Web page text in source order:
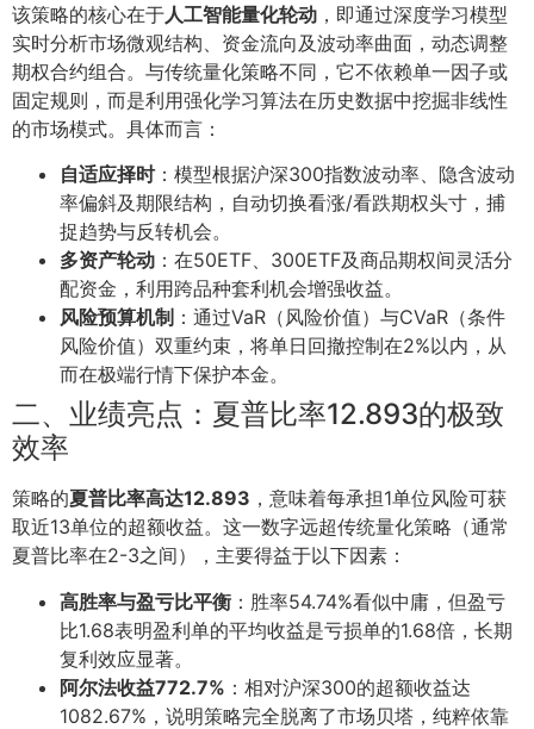
该策略的核心在于人工智能量化轮动 ，即通过深度学习模型
实时分析市场微观结构、资金流向及波动率曲面，动态调整
期权合约组合。与传统量化策略不同，它不依赖单一因子或
固定规则，而是利用强化学习算法在历史数据中挖掘非线性
的市场模式。具体而言：
自适应择时：模型根据沪深300指数波动率、隐含波动
率偏斜及期限结构，自动切换看涨/看跌期权头寸，捕
捉趋势与反转机会。
多资产轮动 ：在50ETF、300ETF及商品期权间灵活分
配资金，利用跨品种套利机会增强收益。
风险预算机制 ：通过VaR（风险价值）与CVaR（条件
风险价值）双重约束，将单日回撤控制在2%以内，从
而在极端行情下保护本金。
二、业绩亮点：夏普比率12.893的极致
效率
策略的夏普比率高达12.893 ，意味着每承担1单位风险可获
取近13单位的超额收益。这一数字远超传统量化策略（通常
夏普比率在2-3之间），主要得益于以下因素：
高胜率与盈亏比平衡 ：胜率54.74%看似中庸，但盈亏
比1.68表明盈利单的平均收益是亏损单的1.68倍，长期
复利效应显著。
阿尔法收益772.7% ：相对沪深300的超额收益达
1082.67%，说明策略完全脱离了市场贝塔，纯粹依靠